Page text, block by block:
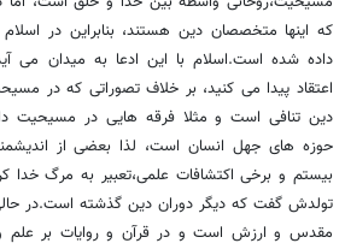
که اینها متخصصان دین هستند، بنابراین در
داده شده است.اسلام با این ادعا به میدان می
اعتقاد پیدا می کنید، بر خلاف تصوراتی که در
دین تنافی است و مثلا فرقه هایی در مسیحیت
حوزه های جهل انسان است، لذا بعضی از
بیستم و برخی اکتشافات علمی،تعبیر به مرگ
تولدش گفت که دیگر دوران دین گذشته است.در
مقدس و ارزش است و در قرآن و روایات بر علم